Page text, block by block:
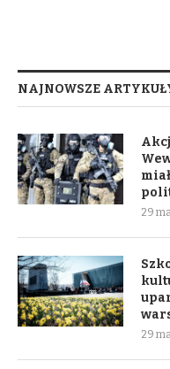
NAJNOWSZE
29
29